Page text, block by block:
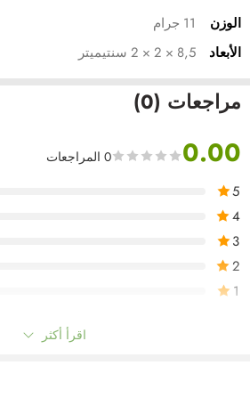
الوزن
11 جرام
الأبعاد
8,5 × 2 × 2 سنتيميتر
مراجعات (0)
0.00 0 المراجعات
5
4
3
2
1
Be the first to review!
اقرأ أكثر